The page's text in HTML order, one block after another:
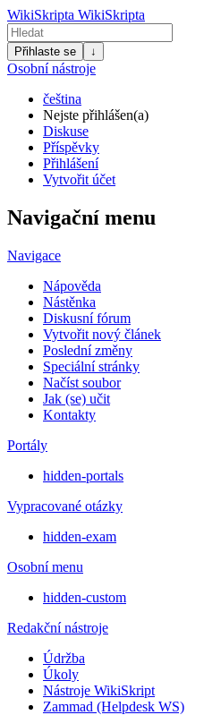
WikiSkripta WikiSkripta
Přihlaste se ↓
Osobní nástroje
čeština
Nejste přihlášen(a)
Diskuse
Příspěvky
Přihlášení
Vytvořit účet
Navigační menu
Navigace
Nápověda
Nástěnka
Diskusní fórum
Vytvořit nový článek
Poslední změny
Speciální stránky
Načíst soubor
Jak (se) učit
Kontakty
Portály
hidden-portals
Vypracované otázky
hidden-exam
Osobní menu
hidden-custom
Redakční nástroje
Údržba
Úkoly
Nástroje WikiSkript
Zammad (Helpdesk WS)